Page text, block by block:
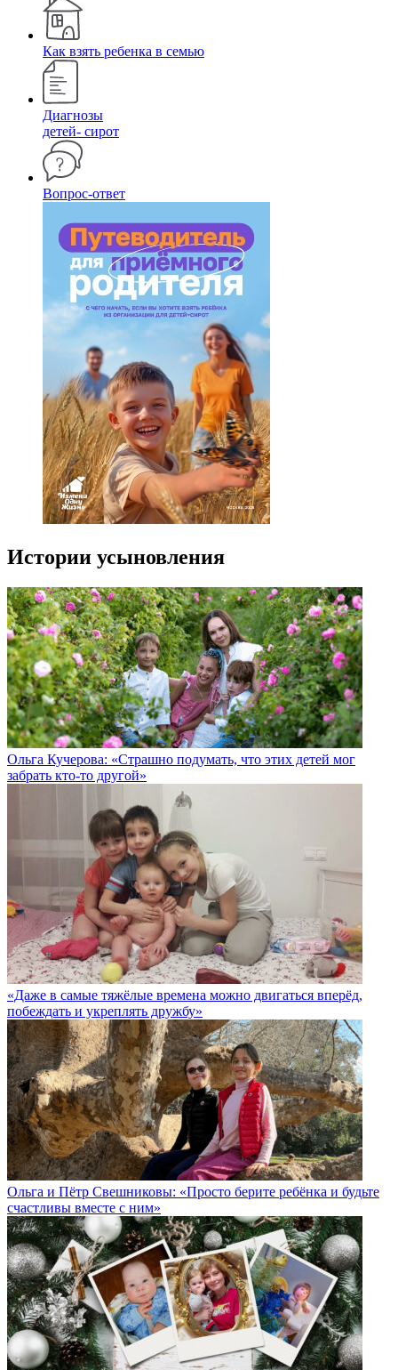
Как взять ребенка в семью
Диагнозы
детей- сирот
Вопрос-ответ
Истории усыновления
Ольга Кучерова: «Страшно подумать, что этих детей мог
забрать кто-то другой»
«Даже в самые тяжёлые времена можно двигаться вперёд,
побеждать и укреплять дружбу»
Ольга и Пётр Свешниковы: «Просто берите ребёнка и будьте
счастливы вместе с ним»